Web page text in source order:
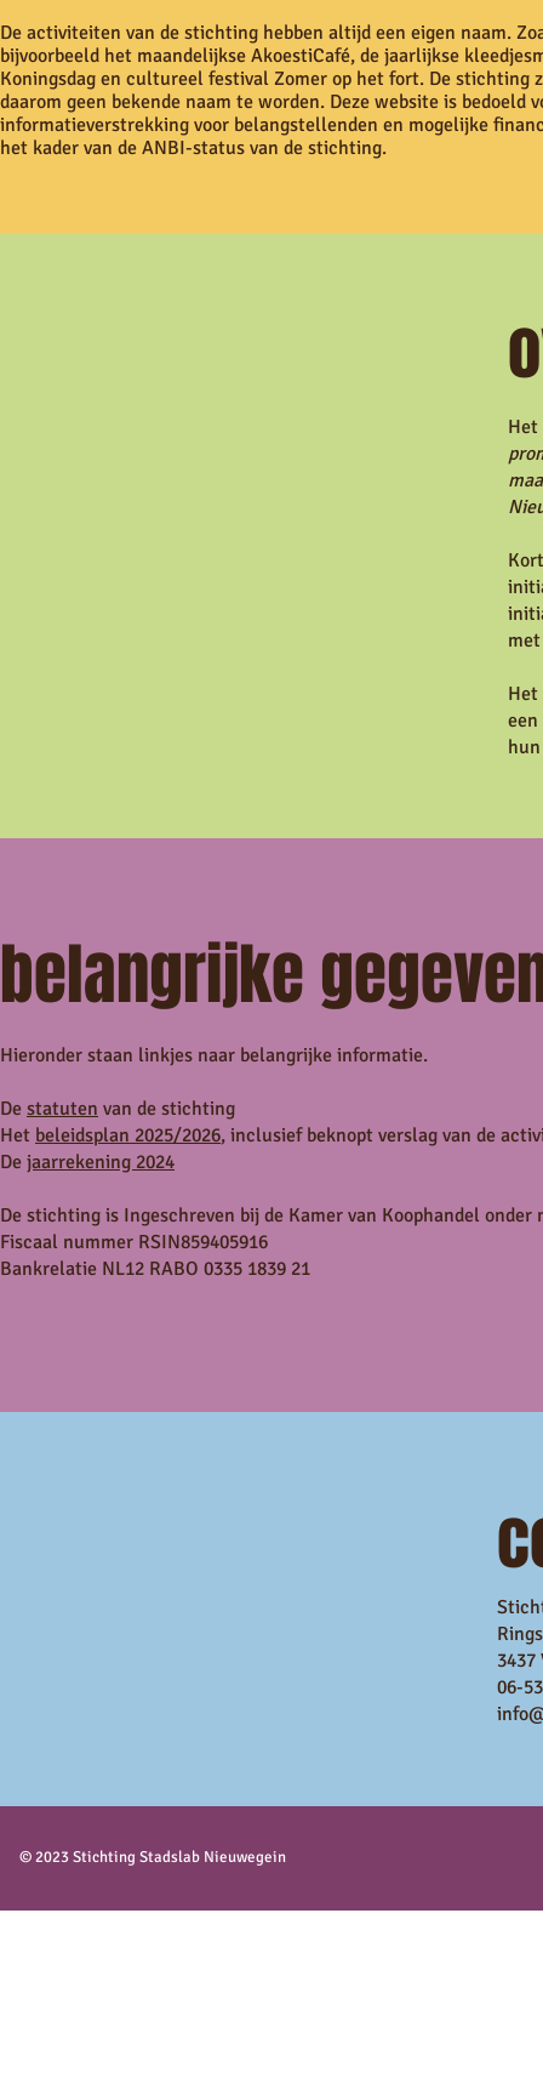
De activiteiten van de stichting hebben altijd een eigen naam.
bijvoorbeeld het maandelijkse AkoestiCafé, de jaarlijkse
Koningsdag en cultureel festival Zomer op het fort. De stichting
daarom geen bekende naam te worden. Deze website is bedoeld
informatieverstrekking voor belangstellenden en mogelijke
het kader van de ANBI-status van de stichting.
Het
belangrijke
Hieronder staan linkjes naar belangrijke informatie.
De statuten van de stichting
Het beleidsplan 2025/2026, inclusief beknopt verslag van de
De jaarrekening 2024
De stichting is Ingeschreven bij de Kamer van Koophandel onder
Fiscaal nummer RSIN859405916
Bankrelatie NL12 RABO 0335 1839 21
3437
06-
© 2023 Stichting Stadslab Nieuwegein